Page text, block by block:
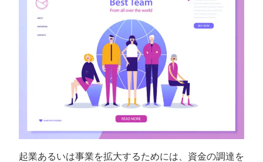
起業あるいは事業を拡大するためには、資金の調達を